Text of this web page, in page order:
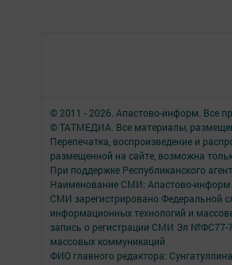
© 2011 - 2026. Апастово-информ. Все
© ТАТМЕДИА. Все материалы,
Перепечатка, воспроизведение и
размещенной на сайте, возможна
При поддержке Республиканского
Наименование СМИ: Апастово-информ
СМИ зарегистрировано Федеральной
информационных технологий и
запись о регистрации СМИ Эл №ФС77-
массовых коммуникаций
ФИО главного редактора: